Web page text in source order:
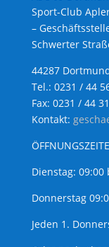
Sport-Club
–
Schwerter
44287
Tel.: 0231 / 44
Fax: 0231 / 44
Kontakt:
Dienstag: 09:00
Donnerstag
Jeden 1.